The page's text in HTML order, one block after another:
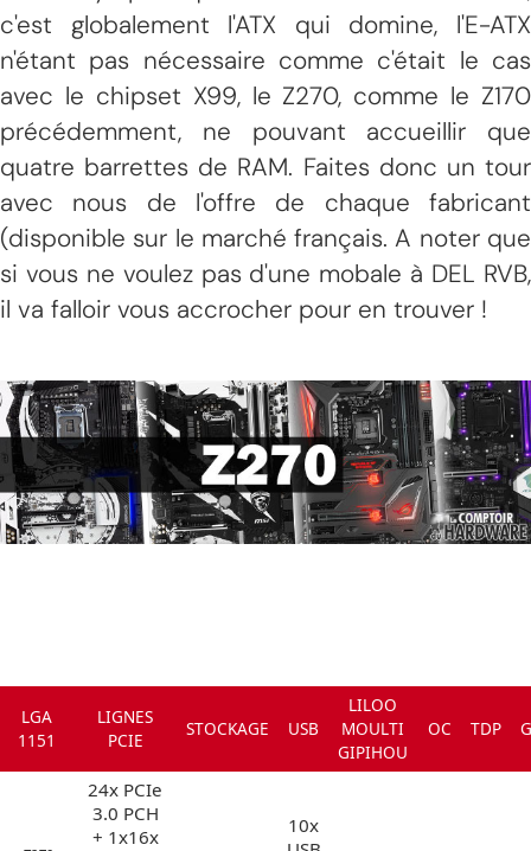
c'est globalement l'ATX qui domine, l'E-ATX
n'étant pas nécessaire comme c'était le cas
avec le chipset X99, le Z270, comme le Z170
précédemment, ne pouvant accueillir que
quatre barrettes de RAM. Faites donc un tour
avec nous de l'offre de chaque fabricant
(disponible sur le marché français. A noter que
si vous ne voulez pas d'une mobale à DEL RVB,
il va falloir vous accrocher pour en trouver !
LGA
1151
LIGNES
PCIE
STOCKAGE USB
LILOO
MOULTI
GIPIHOU
OC TDP
24x PCIe
3.0 PCH
+ 1x16x
10x